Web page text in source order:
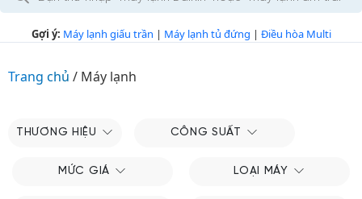
c
n
m
i Gợi ý: Máy lạnh giấu trần | Máy lạnh tủ đứng | Điều hòa Multi
Trang chủ / Máy lạnh
THƯƠNG HIỆU CÔNG SUẤT
MỨC GIÁ LOẠI MÁY